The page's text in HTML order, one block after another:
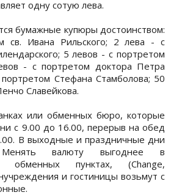
одну сотую лева.
бумажные купюры достоинством:
св. Ивана Рильского; 2 лева - с
5 левов - с портретом
- с портретом доктора Петра
Стефана Стамболова; 50
Славейкова.
или обменных бюро, которые
с 9.00 до 16.00, перерыв на обед
В выходные и праздничные дни
валюту выгоднее в
обменных пунктах, (Change,
и гостиницы возьмут с